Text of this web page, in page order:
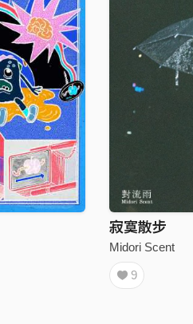
寂寞散步
Midori Scent
9